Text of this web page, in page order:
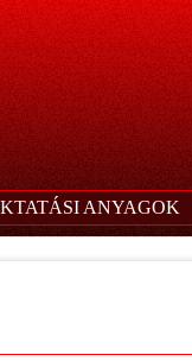
ANYAGOK